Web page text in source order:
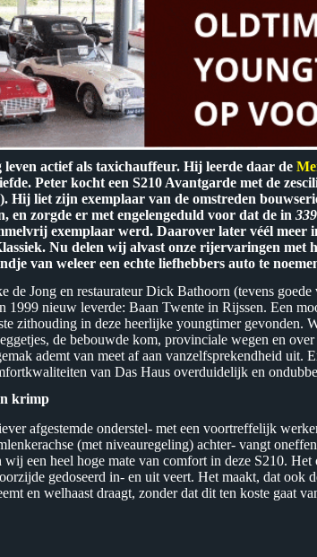
actief als taxichauffeur. Hij leerde daar de
Peter kocht een S210 Avantgarde met de
liet zijn exemplaar van de omstreden
zorgde er met engelengeduld voor dat de in
exemplaar werd. Daarover later véél meer
Nu delen wij alvast onze rijervaringen met
van weleer een echte liefhebbers auto te
de Jong en restaurateur Dick Bathoorn (tevens
1999 nieuw leverde: Baan Twente in Rijssen. Een
zithouding in deze heerlijke youngtimer gevonden.
de bebouwde kom, provinciale wegen en
ademt van meet af aan vanzelfsprekendheid uit.
van Das Haus overduidelijk en
krimp
afgestemde onderstel- met een voortreffelijk
(met niveauregeling) achter- vangt
een heel hoge mate van comfort in deze S210. Het
gedoseerd in- en uit veert. Het maakt, dat ook
en welhaast draagt, zonder dat dit ten koste gaat